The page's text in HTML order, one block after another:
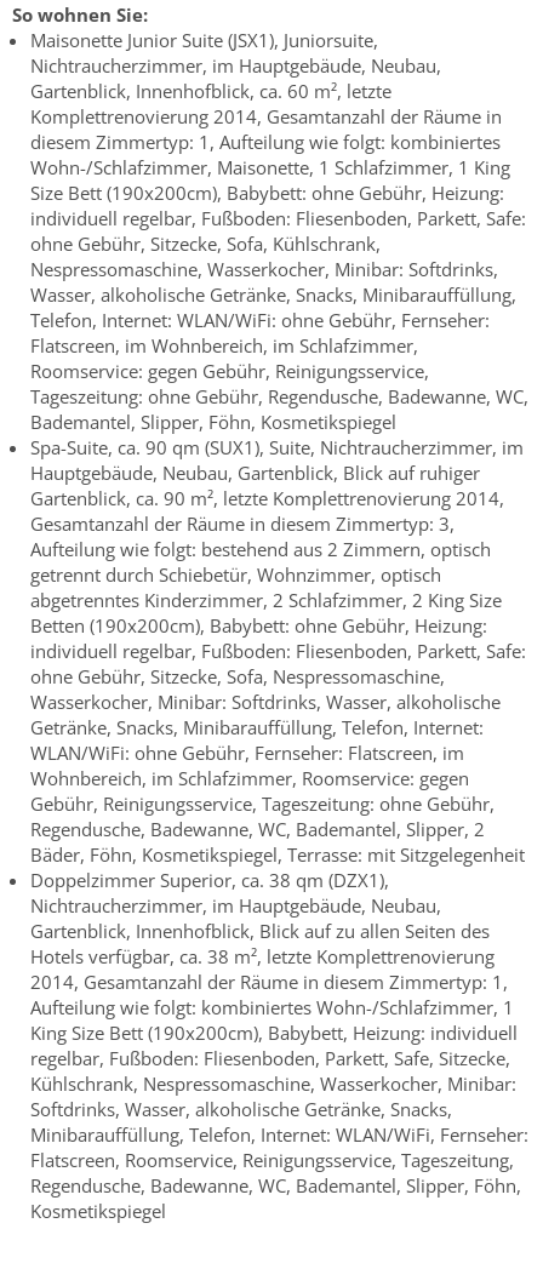
So wohnen Sie:
Maisonette Junior Suite (JSX1), Juniorsuite,
Nichtraucherzimmer, im Hauptgebäude, Neubau,
Gartenblick, Innenhofblick, ca. 60 m², letzte
Komplettrenovierung 2014, Gesamtanzahl der Räume in
diesem Zimmertyp: 1, Aufteilung wie folgt: kombiniertes
Wohn-/Schlafzimmer, Maisonette, 1 Schlafzimmer, 1 King
Size Bett (190x200cm), Babybett: ohne Gebühr, Heizung:
individuell regelbar, Fußboden: Fliesenboden, Parkett, Safe:
ohne Gebühr, Sitzecke, Sofa, Kühlschrank,
Nespressomaschine, Wasserkocher, Minibar: Softdrinks,
Wasser, alkoholische Getränke, Snacks, Minibarauffüllung,
Telefon, Internet: WLAN/WiFi: ohne Gebühr, Fernseher:
Flatscreen, im Wohnbereich, im Schlafzimmer,
Roomservice: gegen Gebühr, Reinigungsservice,
Tageszeitung: ohne Gebühr, Regendusche, Badewanne, WC,
Bademantel, Slipper, Föhn, Kosmetikspiegel
Spa-Suite, ca. 90 qm (SUX1), Suite, Nichtraucherzimmer, im
Hauptgebäude, Neubau, Gartenblick, Blick auf ruhiger
Gartenblick, ca. 90 m², letzte Komplettrenovierung 2014,
Gesamtanzahl der Räume in diesem Zimmertyp: 3,
Aufteilung wie folgt: bestehend aus 2 Zimmern, optisch
getrennt durch Schiebetür, Wohnzimmer, optisch
abgetrenntes Kinderzimmer, 2 Schlafzimmer, 2 King Size
Betten (190x200cm), Babybett: ohne Gebühr, Heizung:
individuell regelbar, Fußboden: Fliesenboden, Parkett, Safe:
ohne Gebühr, Sitzecke, Sofa, Nespressomaschine,
Wasserkocher, Minibar: Softdrinks, Wasser, alkoholische
Getränke, Snacks, Minibarauffüllung, Telefon, Internet:
WLAN/WiFi: ohne Gebühr, Fernseher: Flatscreen, im
Wohnbereich, im Schlafzimmer, Roomservice: gegen
Gebühr, Reinigungsservice, Tageszeitung: ohne Gebühr,
Regendusche, Badewanne, WC, Bademantel, Slipper, 2
Bäder, Föhn, Kosmetikspiegel, Terrasse: mit Sitzgelegenheit
Doppelzimmer Superior, ca. 38 qm (DZX1),
Nichtraucherzimmer, im Hauptgebäude, Neubau,
Gartenblick, Innenhofblick, Blick auf zu allen Seiten des
Hotels verfügbar, ca. 38 m², letzte Komplettrenovierung
2014, Gesamtanzahl der Räume in diesem Zimmertyp: 1,
Aufteilung wie folgt: kombiniertes Wohn-/Schlafzimmer, 1
King Size Bett (190x200cm), Babybett, Heizung: individuell
regelbar, Fußboden: Fliesenboden, Parkett, Safe, Sitzecke,
Kühlschrank, Nespressomaschine, Wasserkocher, Minibar:
Softdrinks, Wasser, alkoholische Getränke, Snacks,
Minibarauffüllung, Telefon, Internet: WLAN/WiFi, Fernseher:
Flatscreen, Roomservice, Reinigungsservice, Tageszeitung,
Regendusche, Badewanne, WC, Bademantel, Slipper, Föhn,
Kosmetikspiegel